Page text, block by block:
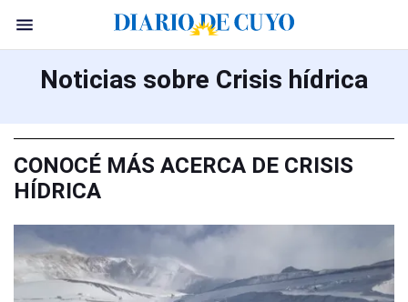
Noticias sobre Crisis hídrica
CONOCÉ MÁS ACERCA DE CRISIS
HÍDRICA